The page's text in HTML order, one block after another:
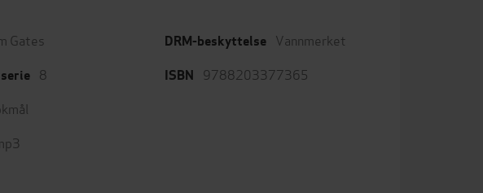
Gates
8
DRM-beskyttelse Vannmerket
ISBN 9788203377365